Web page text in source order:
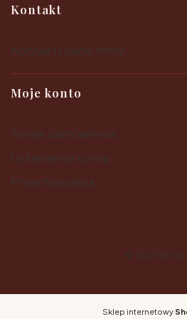
Kontakt
Moje konto
Sklep internetowy